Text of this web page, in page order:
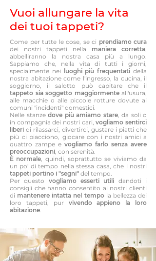
Vuoi allungare la vita
dei tuoi tappeti?
Come per tutte le cose, se ci prendiamo cura
dei nostri tappeti nella maniera corretta,
abbelliranno la nostra casa più a lungo.
Sappiamo che, nella vita di tutti i giorni,
specialmente nei
luoghi più frequentatidella
nostra abitazione come l'ingresso, la cucina, il
soggiorno, il salotto può capitare che il
tappeto sia soggetto maggiormente all'usura,
alle macchie o alle piccole rotture dovute ai
comuni "incidenti" domestici.
Nelle stanze dove più amiamo stare, da soli o
in compagnia dei nostri cari,vogliamo sentirci
liberi di rilassarci, divertirci, gustare i piatti che
più ci piacciono, giocare con i nostri amici a
quattro zampe e vogliamo farlo senza avere
preoccupazioni, con serenità.
È normale, quindi, soprattutto se viviamo da
un po' di tempo nella stessa casa, che i nostri
tappeti portino i "segni" del tempo.
Per questo vogliamo esserti utili dandoti i
consigli che hanno consentito ai nostri clienti
di mantenere intatta nel tempola bellezza dei
loro tappeti, pur vivendo appieno la loro
abitazione.